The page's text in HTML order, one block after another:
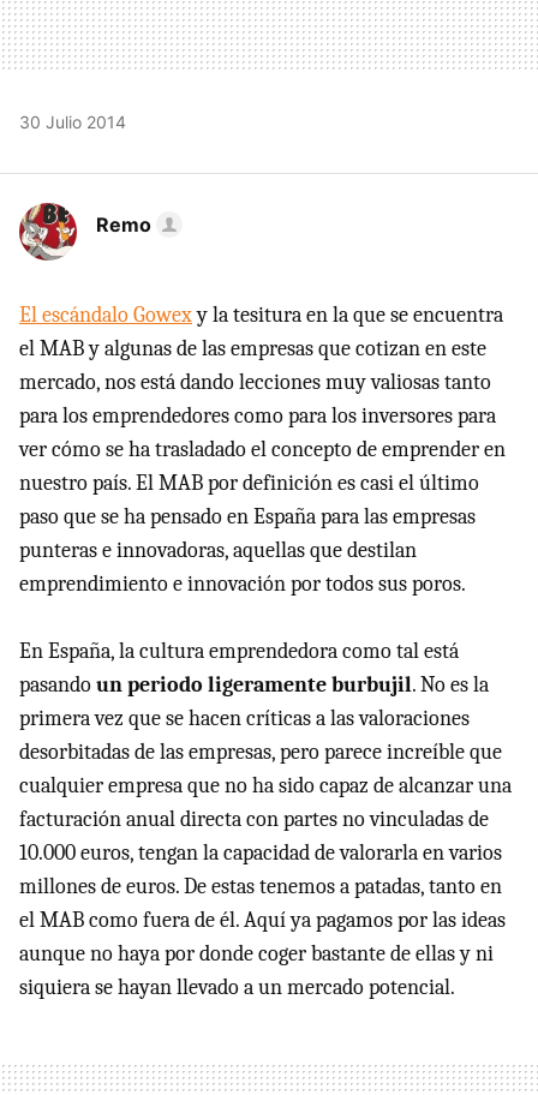
30 Julio 2014
Remo
El escándalo Gowexy la tesitura en la que se encuentra
el MAB y algunas de las empresas que cotizan en este
mercado, nos está dando lecciones muy valiosas tanto
para los emprendedores como para los inversores para
ver cómo se ha trasladado el concepto de emprender en
nuestro país. El MAB por definición es casi el último
paso que se ha pensado en España para las empresas
punteras e innovadoras, aquellas que destilan
emprendimiento e innovación por todos sus poros.
En España, la cultura emprendedora como tal está
pasandoun periodo ligeramente burbujil. No es la
primera vez que se hacen críticas a las valoraciones
desorbitadas de las empresas, pero parece increíble que
cualquier empresa que no ha sido capaz de alcanzar una
facturación anual directa con partes no vinculadas de
10.000 euros, tengan la capacidad de valorarla en varios
millones de euros. De estas tenemos a patadas, tanto en
el MAB como fuera de él. Aquí ya pagamos por las ideas
aunque no haya por donde coger bastante de ellas y ni
siquiera se hayan llevado a un mercado potencial.